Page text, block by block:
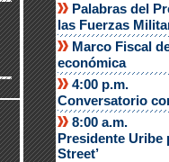
Palabras del
las Fuerzas
Marco Fiscal
económica
4:00 p.m.
Conversatorio
8:00 a.m.
Presidente Uribe
Street’